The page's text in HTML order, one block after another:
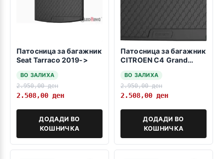
Патосница за багажник
Seat Tarraco 2019->
ВО ЗАЛИХА
2.950,00ден
2.508,00 ден
ДОДАДИ ВО
КОШНИЧКА
Патосница за багажник
CITROEN C4 Grand
2013-> -со 5 и 7
седишта-
ВО ЗАЛИХА
2.950,00ден
2.508,00 ден
ДОДАДИ ВО
КОШНИЧКА